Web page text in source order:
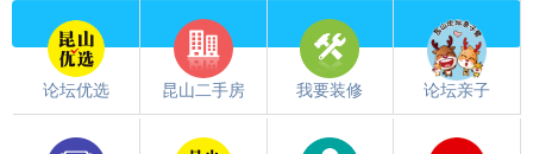
论坛优选 昆山二手房 我要装修 论坛亲子